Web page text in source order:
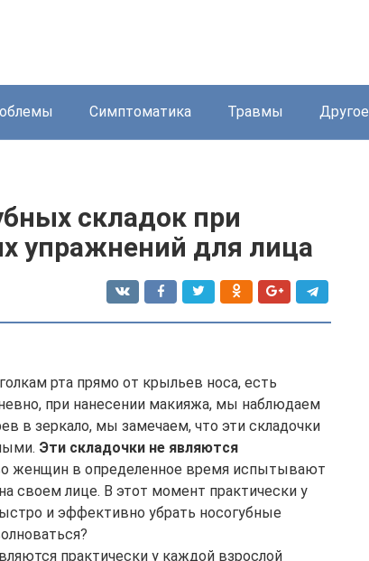
Симптоматика Травмы Другое
складок при
упражнений для лица
рта прямо от крыльев носа, есть
при нанесении макияжа, мы наблюдаем
в зеркало, мы замечаем, что эти складочки
Эти складочки не являются
женщин в определенное время испытывают
своем лице. В этот момент практически у
и эффективно убрать носогубные
практически у каждой взрослой